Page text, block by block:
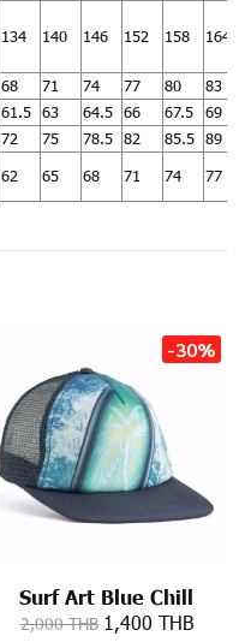
134 140 146 152 158 164
68 71 74 77 80
83
61.5 63 64.5 66 67.5
69
72 75 78.5 82 85.5 89
62 65 68 71 74 77
-30%
Surf Art Blue Chill
2,000 THB 1,400 THB